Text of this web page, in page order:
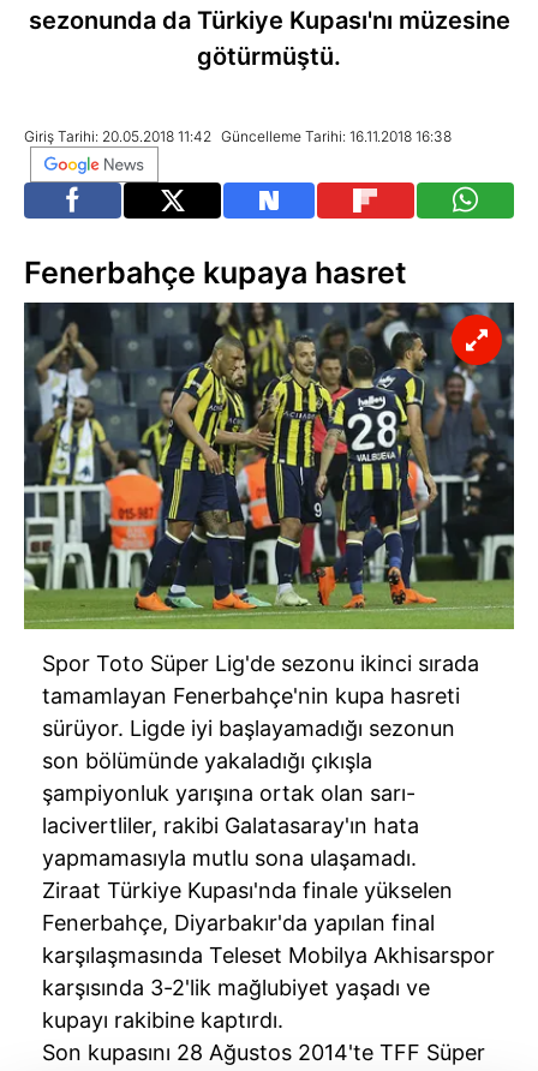
sezonunda da Türkiye Kupası'nı müzesine
götürmüştü.
Giriş Tarihi: 20.05.2018 11:42 Güncelleme Tarihi: 16.11.2018 16:38
Fenerbahçe kupaya hasret
Spor Toto Süper Lig'de sezonu ikinci sırada
tamamlayan Fenerbahçe'nin kupa hasreti
sürüyor. Ligde iyi başlayamadığı sezonun
son bölümünde yakaladığı çıkışla
şampiyonluk yarışına ortak olan sarı-
lacivertliler, rakibi Galatasaray'ın hata
yapmamasıyla mutlu sona ulaşamadı.
Ziraat Türkiye Kupası'nda finale yükselen
Fenerbahçe, Diyarbakır'da yapılan final
karşılaşmasında Teleset Mobilya Akhisarspor
karşısında 3-2'lik mağlubiyet yaşadı ve
kupayı rakibine kaptırdı.
Son kupasını 28 Ağustos 2014'te TFF Süper